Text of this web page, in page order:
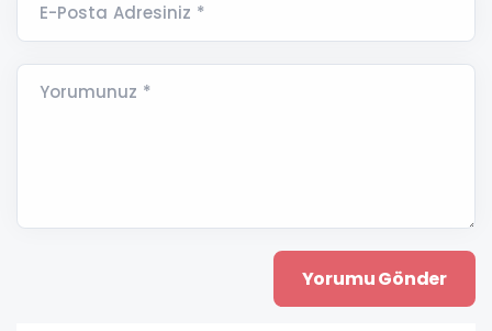
E-Posta Adresiniz *
Yorumunuz *